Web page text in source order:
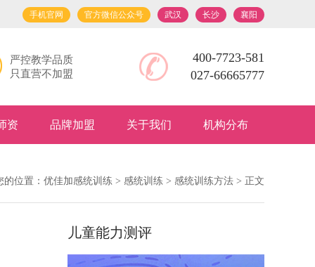
襄阳
长沙
武汉
官方微信公众号
手机官网
严控教学品质
只直营不加盟
400-7723-581
027-66665777
资 品牌加盟 关于我们 机构分布
的位置： 优佳加感统训练 > 感统训练 > 感统训练方法 > 正文
儿童能力测评